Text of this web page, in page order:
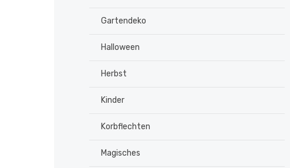
Gartendeko
Halloween
Herbst
Kinder
Korbflechten
Magisches